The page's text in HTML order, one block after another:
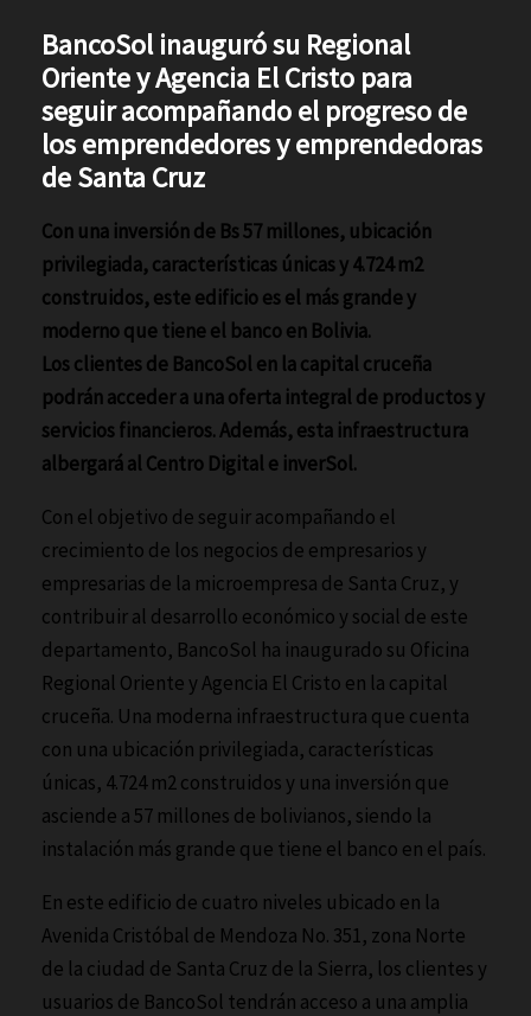
BancoSol inauguró su Regional
Oriente y Agencia El Cristo para
seguir acompañando el progreso de
los emprendedores y emprendedoras
de Santa Cruz
Con una inversión de Bs 57 millones, ubicación
privilegiada, características únicas y 4.724 m2
construidos, este edificio es el más grande y
moderno que tiene el banco en Bolivia.
Los clientes de BancoSol en la capital cruceña
podrán acceder a una oferta integral de productos y
servicios financieros. Además, esta infraestructura
albergará al Centro Digital e inverSol.
Con el objetivo de seguir acompañando el
crecimiento de los negocios de empresarios y
empresarias de la microempresa de Santa Cruz, y
contribuir al desarrollo económico y social de este
departamento, BancoSol ha inaugurado su Oficina
Regional Oriente y Agencia El Cristo en la capital
cruceña. Una moderna infraestructura que cuenta
con una ubicación privilegiada, características
únicas, 4.724 m2 construidos y una inversión que
asciende a 57 millones de bolivianos, siendo la
instalación más grande que tiene el banco en el país.
En este edificio de cuatro niveles ubicado en la
Avenida Cristóbal de Mendoza No. 351, zona Norte
de la ciudad de Santa Cruz de la Sierra, los clientes y
usuarios de BancoSol tendrán acceso a una amplia